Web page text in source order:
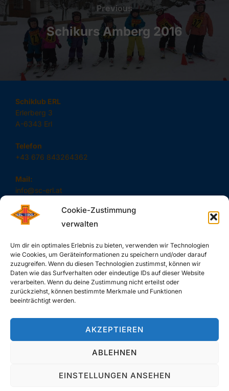
Cookie-Zustimmung
verwalten
Um dir ein optimales Erlebnis zu bieten, verwenden wir Technologien
wie Cookies, um Geräteinformationen zu speichern und/oder darauf
zuzugreifen. Wenn du diesen Technologien zustimmst, können wir
Daten wie das Surfverhalten oder eindeutige IDs auf dieser Website
verarbeiten. Wenn du deine Zustimmung nicht erteilst oder
zurückziehst, können bestimmte Merkmale und Funktionen
beeinträchtigt werden.
AKZEPTIEREN
ABLEHNEN
EINSTELLUNGEN ANSEHEN
Previous
Previous
Schikurs Amberg 2016
Schiklub ERL
Erlerberg 3
A-6343 Erl
Telefon
+43 676 843264362
Mail:
info@sc-erl.at
SUCHE
Copyright © 2026 SC-Erl